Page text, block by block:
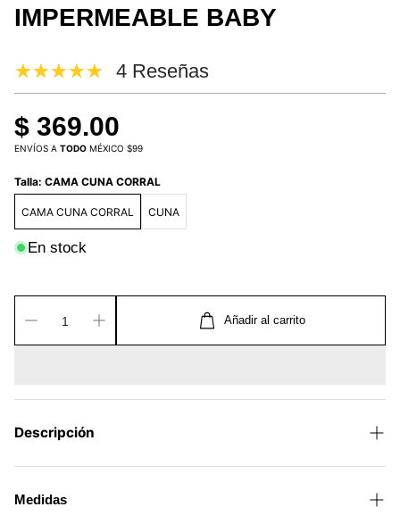
IMPERMEABLE BABY
4 Reseñas
$ 369.00
ENVÍOS A TODO MÉXICO $99
Talla: CAMA CUNA CORRAL
CAMA CUNA CORRAL CUNA
En stock
Añadir al carrito
Descripción
por su funda removible y fácil de lavar. Frescura,
Medidas